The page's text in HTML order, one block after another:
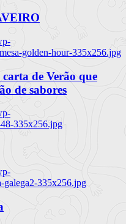
golden-hour-335x256.jpg
de Verão que
de sabores
335x256.jpg
galega2-335x256.jpg